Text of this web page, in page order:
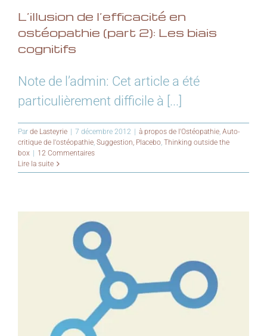
L’illusion de l’efficacité en
ostéopathie (part 2): Les biais
cognitifs
Note de l’admin: Cet article a été
particulièrement difficile à [...]
Par de Lasteyrie 7 décembre 2012 à propos de l'Ostéopathie, Auto-
critique de l'ostéopathie, Suggestion, Placebo, Thinking outside the
box
12 Commentaires
Lire la suite